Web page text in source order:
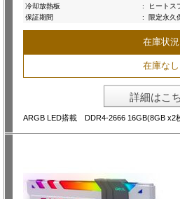
冷却放熱板
:
ヒートス
保証期間
: 限定永久
在庫状況
在庫なし
詳細はこ
ARGB LED搭載 DDR4-2666 16GB(8GB x2